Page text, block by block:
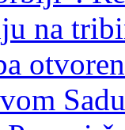
na
Sadu